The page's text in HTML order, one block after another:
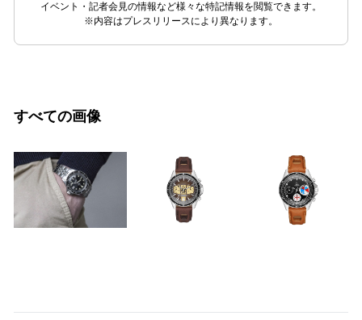
イベント・記者会見の情報など様々な特記情報を閲覧できます。
※内容はプレスリリースにより異なります。
すべての画像